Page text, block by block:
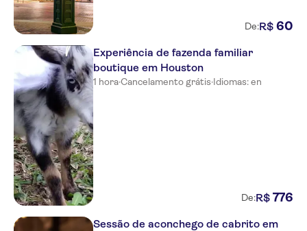
De:R$ 60
Experiência de fazenda familiar
boutique em Houston
1 hora·Cancelamento grátis·Idiomas: en
De:R$ 776
Sessão de aconchego de cabrito em